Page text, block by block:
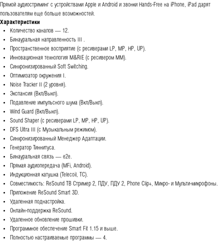
Прямой аудиостриминг с устройствами Apple и Android и звонки Hands-Free на iPhone, iPad дарят
пользователям еще больше возможностей.
Характеристики
Количество каналов — 12.
Бинауральная направленность III .
Пространственное восприятие (с ресиверами LP, MP, HP, UP).
Инновационная технология M&RIE (с ресивером ММ).
Синхронизированный Soft Switching.
Оптимизатор окружения I.
Noise Tracker II (2 уровня).
Экспансия (Вкл/Выкл).
Подавление импульсного шума (Вкл/Выкл).
Wind Guard (Вкл/Выкл).
Sound Shaper (с ресиверами LP, MP, HP, UP).
DFS Ultra III (с Музыкальным режимом).
Синхронизированный Менеджер Адаптации.
Генератор Тиннитуса.
Бинауральная связь — е2е.
Прямая аудиопередача (MFi, Android).
Индукционная катушка (Telecoil, TC).
Совместимость: ReSound ТВ Стример 2, ПДУ, ПДУ 2, Phone Clip+, Микро- и Мульти-микрофоны.
Приложение ReSound Smart 3D.
Удаленная поднастройка.
Онлайн-поддержка ReSound.
Удаленное обновление прошивки.
Программное обеспечение Smart Fit 1.15 и выше.
Полностью настраиваемые программы — 4.